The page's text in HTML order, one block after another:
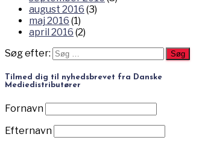
august 2016 (3)
maj 2016 (1)
april 2016 (2)
Søg efter:
Tilmed dig til nyhedsbrevet fra Danske
Mediedistributører
Fornavn
Efternavn